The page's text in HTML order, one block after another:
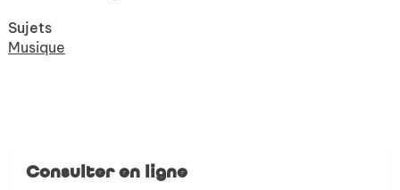
Sujets
Musique
Consulter en ligne